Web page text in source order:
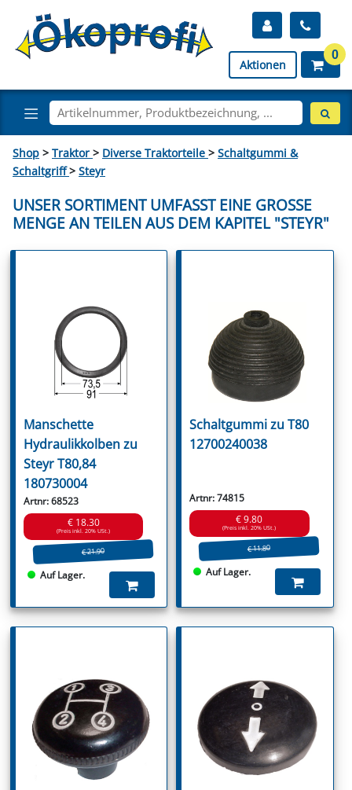
Aktionen
0
Shop > Traktor > Diverse Traktorteile > Schaltgummi &
Schaltgriff> Steyr
UNSER SORTIMENT UMFASST EINE GROSSE M
ENGE AN TEILEN AUS DEM KAPITEL "STEYR"
Manschette
Hydraulikkolben zu
Steyr T80,84
180730004
Artnr: 68523
€ 18.30
(Preis inkl. 20% USt.)
€ 21.90
Auf Lager.
Schaltgummi zu T80
12700240038
Artnr: 74815
€ 9.80
(Preis inkl. 20% USt.)
€ 11.80
Auf Lager.